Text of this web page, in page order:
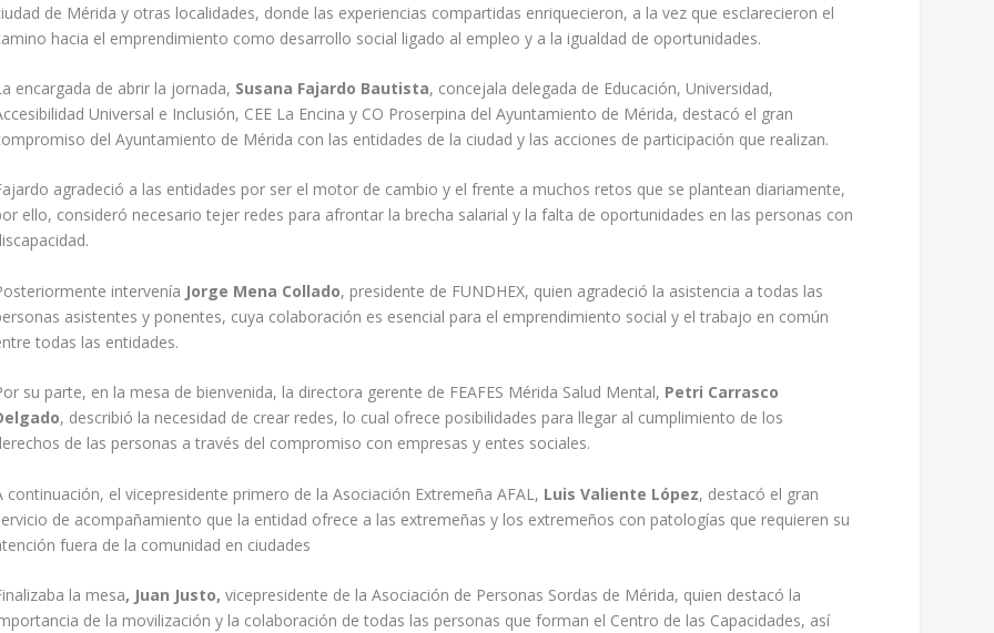
de Mérida y otras localidades, donde las experiencias compartidas enriquecieron, a la vez que esclarecieron el
hacia el emprendimiento como desarrollo social ligado al empleo y a la igualdad de oportunidades.
encargada de abrir la jornada, Susana Fajardo Bautista, concejala delegada de Educación, Universidad,
Universal e Inclusión, CEE La Encina y CO Proserpina del Ayuntamiento de Mérida, destacó el gran
del Ayuntamiento de Mérida con las entidades de la ciudad y las acciones de participación que realizan.
agradeció a las entidades por ser el motor de cambio y el frente a muchos retos que se plantean diariamente,
ello, consideró necesario tejer redes para afrontar la brecha salarial y la falta de oportunidades en las personas con
intervenía Jorge Mena Collado, presidente de FUNDHEX, quien agradeció la asistencia a todas las
asistentes y ponentes, cuya colaboración es esencial para el emprendimiento social y el trabajo en común
todas las entidades.
su parte, en la mesa de bienvenida, la directora gerente de FEAFES Mérida Salud Mental, Petri Carrasco
, describió la necesidad de crear redes, lo cual ofrece posibilidades para llegar al cumplimiento de los
de las personas a través del compromiso con empresas y entes sociales.
continuación, el vicepresidente primero de la Asociación Extremeña AFAL, Luis Valiente López, destacó el gran
de acompañamiento que la entidad ofrece a las extremeñas y los extremeños con patologías que requieren su
fuera de la comunidad en ciudades
la mesa, Juan Justo, vicepresidente de la Asociación de Personas Sordas de Mérida, quien destacó la
de la movilización y la colaboración de todas las personas que forman el Centro de las Capacidades, así